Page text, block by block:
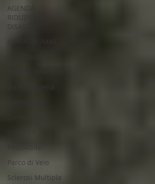
AGENDA
RIDUZIONE
DISASTRI
CIVITAS ROMAE
Via Francigena
Parco di Veio
Sclerosi Multipla